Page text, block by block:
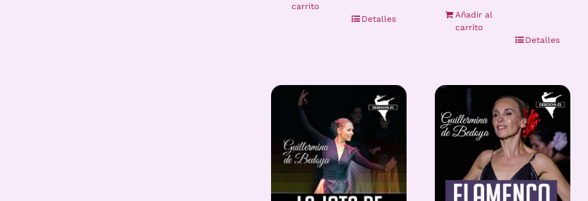
carrito
Detalles
Añadir al
carrito
Detalles